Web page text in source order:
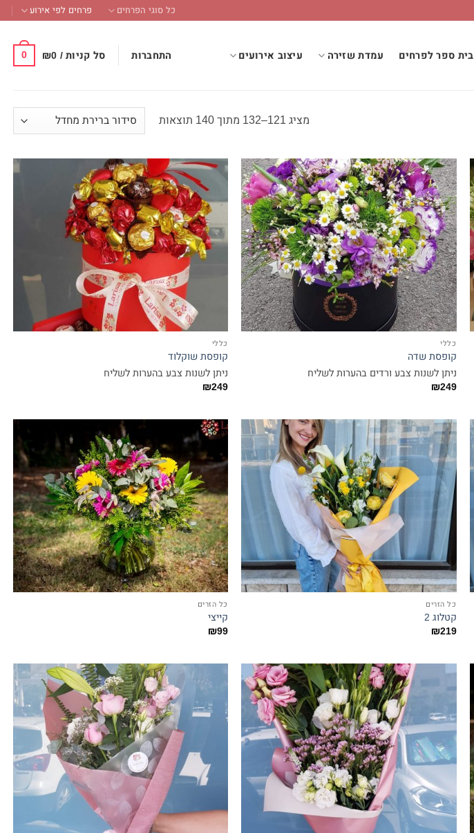
כל סוגי הפרחים פרחים לפי אירוע
בית ספר לפרחים עמדת שזירה עיצוב אירועים התחברות סל קניות / ₪0
0
מציג 121–132 מתוך 140 תוצאות
כללי
קופסת שדה
ניתן לשנות צבע ורדים בהערות לשליח
₪249
כללי
קופסת שוקלוד
ניתן לשנות צבע בהערות לשליח
₪249
כל הזרים
קטלוג 2
₪219
כל הזרים
קייצי
₪99